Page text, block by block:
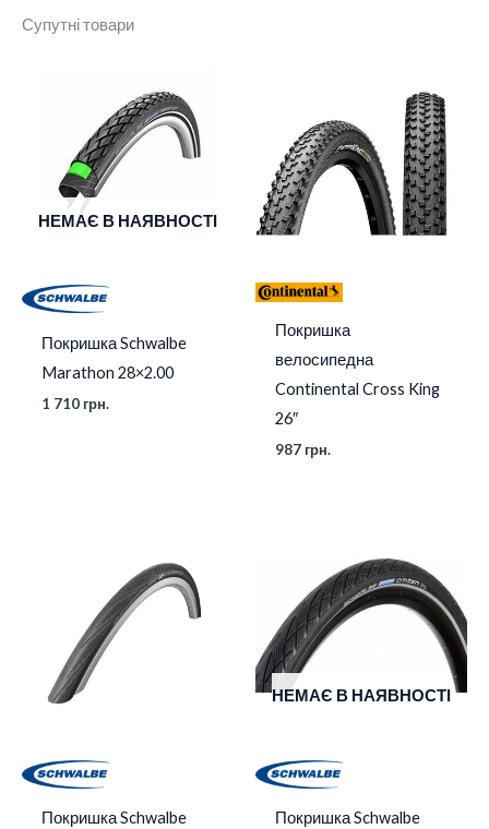
Колір
Розмір
Супутні товари
НЕМАЄ В НАЯВНОСТІ
Покришка Schwalbe
Marathon 28×2.00
1 710 грн.
Покришка
велосипедна
Continental Cross King
26″
987 грн.
Покришка Schwalbe
від
905 грн.
НЕМАЄ В НАЯВНОСТІ
Покришка Schwalbe